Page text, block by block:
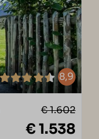
8,9
€ 1.602
€ 1.538